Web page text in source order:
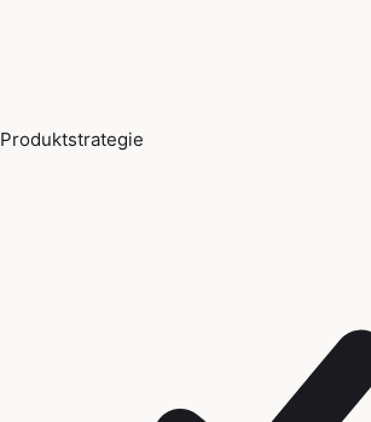
Produktstrategie